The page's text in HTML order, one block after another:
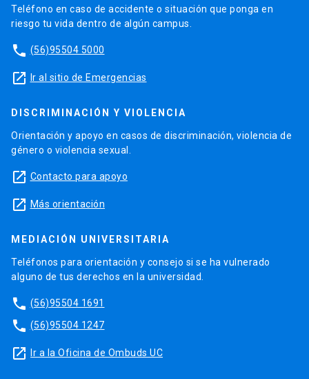
Teléfono en caso de accidente o situación que ponga en
riesgo tu vida dentro de algún campus.
phone (56)95504 5000
launch Ir al sitio de Emergencias
DISCRIMINACIÓN Y VIOLENCIA
Orientación y apoyo en casos de discriminación, violencia de
género o violencia sexual.
launch Contacto para apoyo
launch Más orientación
MEDIACIÓN UNIVERSITARIA
Teléfonos para orientación y consejo si se ha vulnerado
alguno de tus derechos en la universidad.
phone (56)95504 1691
phone (56)95504 1247
launch Ir a la Oficina de Ombuds UC